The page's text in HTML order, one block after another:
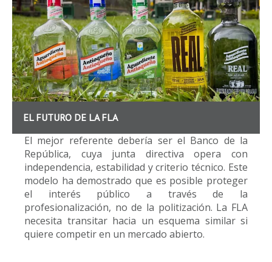
EL FUTURO DE LA FLA
El mejor referente debería ser el Banco de la
República, cuya junta directiva opera con
independencia, estabilidad y criterio técnico. Este
modelo ha demostrado que es posible proteger
el interés público a través de la
profesionalización, no de la politización. La FLA
necesita transitar hacia un esquema similar si
quiere competir en un mercado abierto.